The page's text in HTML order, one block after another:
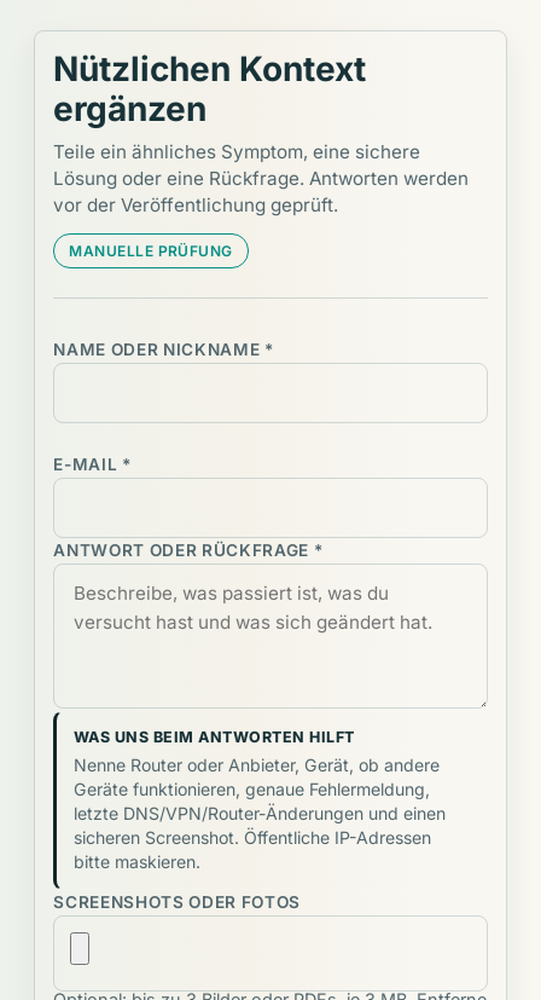
Nützlichen Kontext
ergänzen
Teile ein ähnliches Symptom, eine sichere
Lösung oder eine Rückfrage. Antworten werden
vor der Veröffentlichung geprüft.
MANUELLE PRÜFUNG
NAME ODER NICKNAME *
E-MAIL *
ANTWORT ODER RÜCKFRAGE *
WAS UNS BEIM ANTWORTEN HILFT
Nenne Router oder Anbieter, Gerät, ob andere
Geräte funktionieren, genaue Fehlermeldung,
letzte DNS/VPN/Router-Änderungen und einen
sicheren Screenshot. Öffentliche IP-Adressen
bitte maskieren.
SCREENSHOTS ODER FOTOS